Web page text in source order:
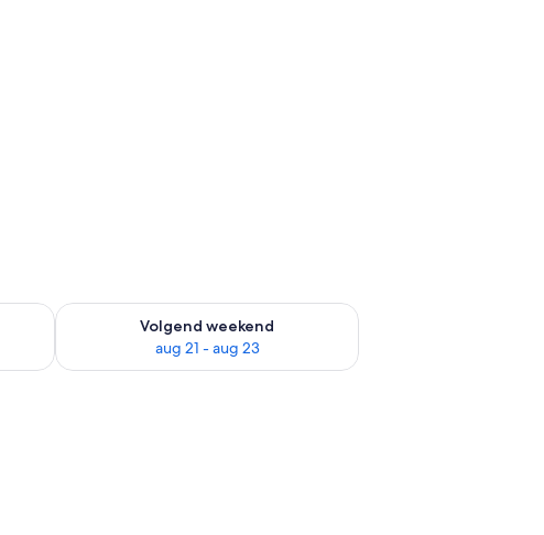
dit weekend aug 14 - aug 16
Volgend weekend
aug 21 - aug 23
De beschikbaarheid controleren voor volgend weekend aug